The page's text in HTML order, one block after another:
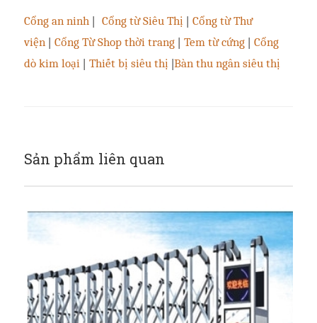
Cổng an ninh | Cổng từ Siêu Thị | Cổng từ Thư
viện | Cổng Từ Shop thời trang | Tem từ cứng | Cổng
dò kim loại | Thiết bị siêu thị |Bàn thu ngân siêu thị
Sản phẩm liên quan